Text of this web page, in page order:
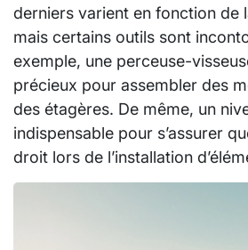
derniers varient en fonction de
mais certains outils sont
exemple, une perceuse-
précieux pour assembler des
des étagères. De même, un
indispensable pour s’assurer
droit lors de l’installation